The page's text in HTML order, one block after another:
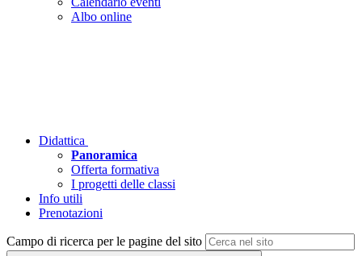
Albo online
Didattica
Panoramica
Offerta formativa
I progetti delle classi
Info utili
Prenotazioni
Campo di ricerca per le pagine del sito